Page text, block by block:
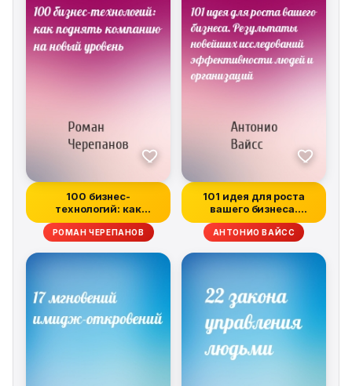
and compliance With the right plan and the proper
technique, social media marketing can dramatically
improve client outreach and retention. The Socially
Savvy Advisor provides the expert insight, tools, and
guidance that shape a robust, effective strategy.
100 бизнес-
технологий: как
поднять компанию на
нов...
РОМАН ЧЕРЕПАНОВ
101 идея для роста
вашего бизнеса.
Результаты нове...
АНТОНИО ВАЙСС